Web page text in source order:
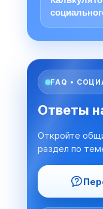
FAQ •
Ответы
Откройте
раздел по